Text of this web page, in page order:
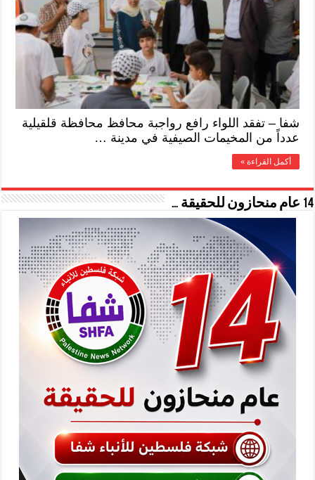
شفا – تفقد اللواء رافع رواجبة محافظ محافظة قلقيلية
عدداً من المخيمات الصيفية في مدينة …
أكمل القراءة »
14 عام منحازون للحقيقة …